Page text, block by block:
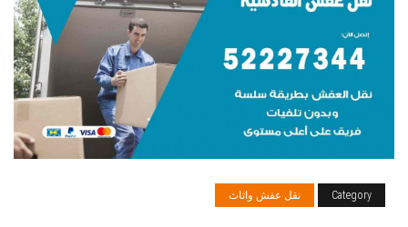
Category نقل عفش واثاث